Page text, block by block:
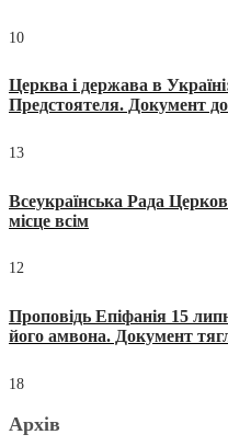
10
Церква і держава в
Предстоятеля. Документ
13
Всеукраїнська Рада
місце всім
12
Проповідь Епіфанія 15
його амвона. Документ
18
Архів